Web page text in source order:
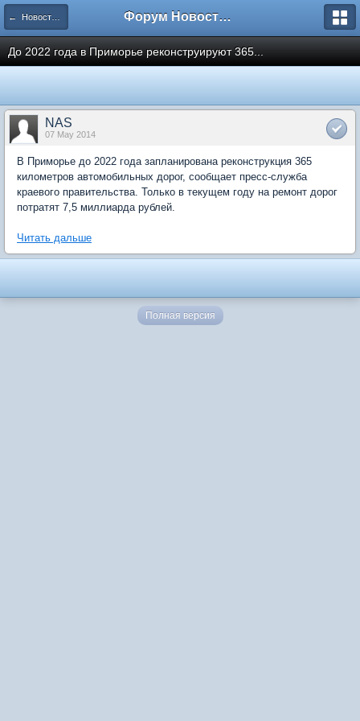
← Новости рынка недвижимости Форум Новостройки
До 2022 года в Приморье реконструируют 365...
NAS
07 May 2014
В Приморье до 2022 года запланирована реконструкция 365
километров автомобильных дорог, сообщает пресс-служба
краевого правительства. Только в текущем году на ремонт дорог
потратят 7,5 миллиарда рублей.
Читать дальше
Полная версия